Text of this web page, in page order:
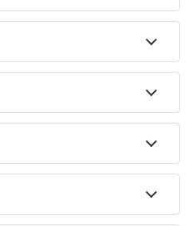
– i migliori
di servizi e una posizione
chiave di un hotel all
Taormina garantiscono il più
di servizi per gli ospiti. Gli
offrono la migliore